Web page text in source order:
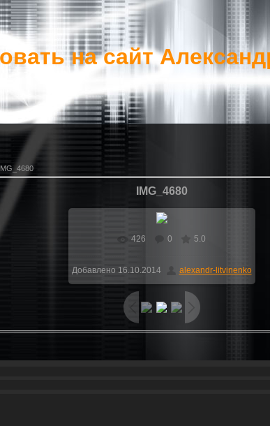
на сайт
IMG_4680
В реальном размере 440x709
426 0 5.0
Добавлено 16.10.2014 alexandr-litvinenko